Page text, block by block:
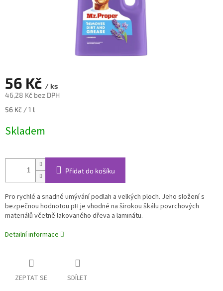
56 Kč / ks
46,28 Kč bez DPH
Měrná
56 Kč / 1 l
Skladem
Přidat do košíku
Pro rychlé a snadné umývání podlah a velkých ploch. Jeho složení s
bezpečnou hodnotou pH je vhodné na širokou škálu povrchových
materiálů včetně lakovaného dřeva a laminátu.
Detailní informace
ZEPTAT SE SDÍLET